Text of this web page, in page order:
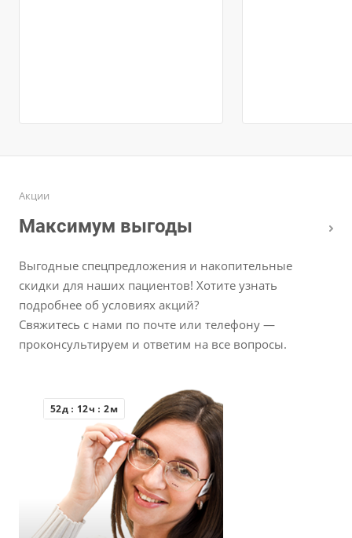
Акции
Максимум выгоды
Выгодные спецпредложения и накопительные
скидки для наших пациентов! Хотите узнать
подробнее об условиях акций?
Свяжитесь с нами по почте или телефону —
проконсультируем и ответим на все вопросы.
52д 12ч 2м